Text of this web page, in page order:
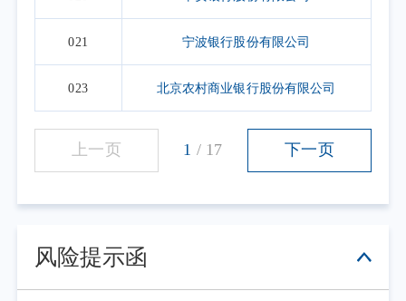
021 宁波银行股份有限公司
023 北京农村商业银行股份有限公司
上一页 1 / 17 下一页
风险提示函